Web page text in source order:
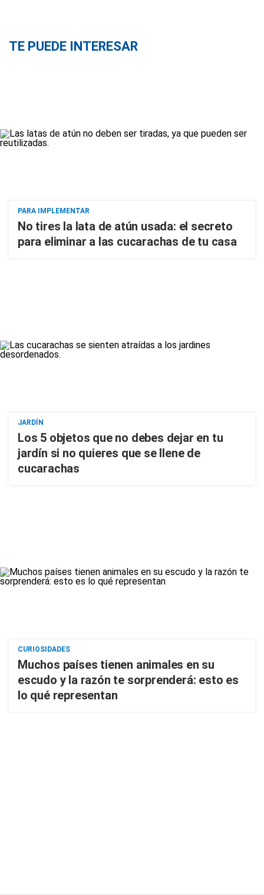
TE PUEDE INTERESAR
PARA IMPLEMENTAR
No tires la lata de atún usada: el secreto
para eliminar a las cucarachas de tu casa
JARDÍN
Los 5 objetos que no debes dejar en tu
jardín si no quieres que se llene de
cucarachas
CURIOSIDADES
Muchos países tienen animales en su
escudo y la razón te sorprenderá: esto es
lo qué representan